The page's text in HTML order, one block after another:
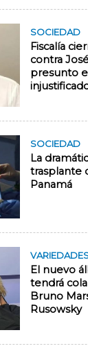
SOCIEDAD
Fiscalía
contra
presunto
SOCIEDAD
La
trasplante
Panamá
El nuevo
tendrá
Bruno
Rusowsky